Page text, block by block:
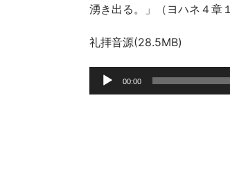
湧き出る。」（ヨハネ４章
礼拝音源(28.5MB)
声
00:00